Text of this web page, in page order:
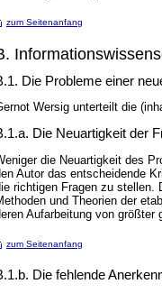
zum Seitenanfang
Die Probleme einer
Wersig unterteilt die
Die Neuartigkeit der
die Neuartigkeit des
Autor das entscheidende
richtigen Fragen zu stellen.
und Theorien der
Aufarbeitung von größter
zum Seitenanfang
Die fehlende